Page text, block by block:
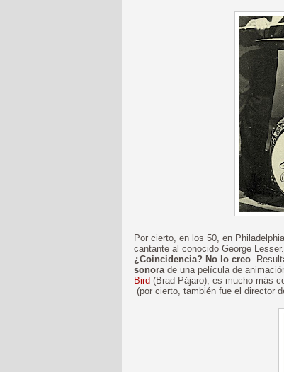
Por cierto, en los 50, en
cantante al conocido George
¿Coincidencia? No lo creo.
sonorade una película de
Bird (Brad Pájaro), es mucho más
(por cierto, también fue el director